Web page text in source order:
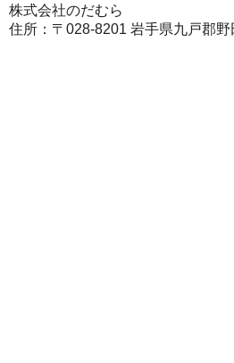
株式会社のだむら
住所：〒028-8201 岩手県九戸郡